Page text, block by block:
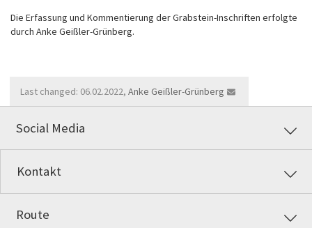
Die Erfassung und Kommentierung der Grabstein-Inschriften erfolgte
durch Anke Geißler-Grünberg.
Last changed: 06.02.2022, Anke Geißler-Grünberg
Social Media
Kontakt
Route